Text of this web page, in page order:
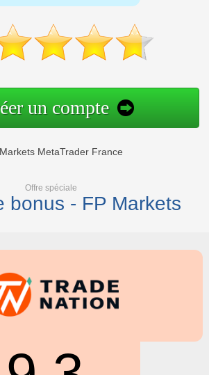
un compte
MetaTrader France
Offre spéciale
bonus - FP Markets